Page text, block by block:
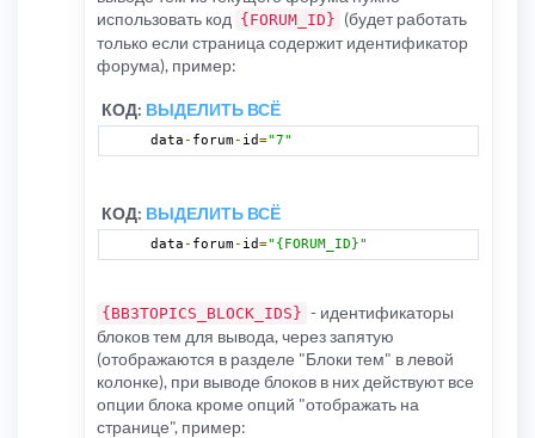
использовать код {FORUM_ID} (будет работать
только если страница содержит идентификатор
форума), пример:
КОД: ВЫДЕЛИТЬ ВСЁ
data- forum- id="7"
КОД: ВЫДЕЛИТЬ ВСЁ
data- forum- id="{FORUM_ID}"
{BB3TOPICS_BLOCK_IDS} - идентификаторы
блоков тем для вывода, через запятую
(отображаются в разделе "Блоки тем" в левой
колонке), при выводе блоков в них действуют все
опции блока кроме опций "отображать на
странице", пример: